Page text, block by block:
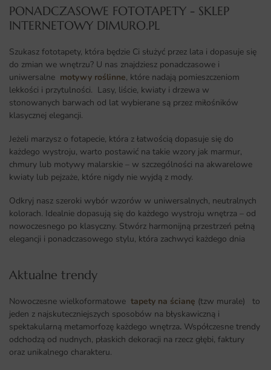
PONADCZASOWE FOTOTAPETY - SKLEP
INTERNETOWY DIMURO.PL​
Szukasz fototapety, która będzie Ci służyć przez lata i dopasuje się
do zmian we wnętrzu? U nas znajdziesz ponadczasowe i
uniwersalne motywy roślinne, które nadają pomieszczeniom
lekkości i przytulności. Lasy, liście, kwiaty i drzewa w
stonowanych barwach od lat wybierane są przez miłośników
klasycznej elegancji.
Jeżeli marzysz o fotapecie, która z łatwością dopasuje się do
każdego wystroju, warto postawić na takie wzory jak marmur,
chmury lub motywy malarskie – w szczególności na akwarelowe
kwiaty lub pejzaże, które nigdy nie wyjdą z mody.
Odkryj nasz szeroki wybór wzorów w uniwersalnych, neutralnych
kolorach. Idealnie dopasują się do każdego wystroju wnętrza – od
nowoczesnego po klasyczny. Stwórz harmonijną przestrzeń pełną
elegancji i ponadczasowego stylu, która zachwyci każdego dnia
Aktualne trendy​
Nowoczesne wielkoformatowe tapety na ścianę (tzw murale) to
jeden z najskuteczniejszych sposobów na błyskawiczną i
spektakularną metamorfozę każdego wnętrza. Współczesne trendy
odchodzą od nudnych, płaskich dekoracji na rzecz głębi, faktury
oraz unikalnego charakteru.